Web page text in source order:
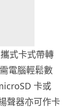
式卡式帶轉
電腦輕鬆數
卡或
聲器亦可作卡